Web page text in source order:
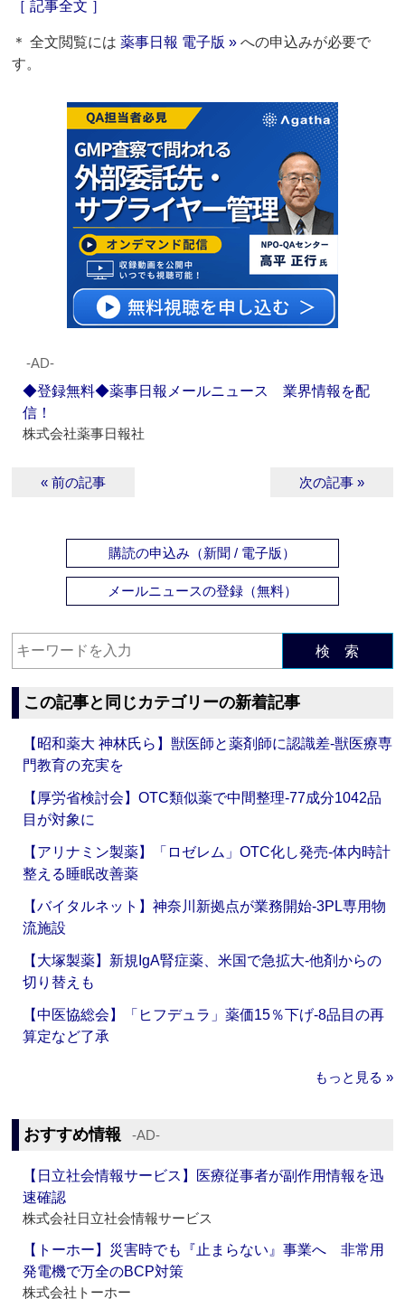
［ 記事全文 ］
＊ 全文閲覧には薬事日報 電子版 » への申込みが必要で
す。
‐AD‐
◆登録無料◆薬事日報メールニュース 業界情報を配
信！
株式会社薬事日報社
« 前の記事 次の記事 »
購読の申込み（新聞 / 電子版）
メールニュースの登録（無料）
検 索
この記事と同じカテゴリーの新着記事
【昭和薬大 神林氏ら】獣医師と薬剤師に認識差‐獣医療専
門教育の充実を
【厚労省検討会】OTC類似薬で中間整理‐77成分1042品
目が対象に
【アリナミン製薬】「ロゼレム」OTC化し発売‐体内時計
整える睡眠改善薬
【バイタルネット】神奈川新拠点が業務開始‐3PL専用物
流施設
【大塚製薬】新規IgA腎症薬、米国で急拡大‐他剤からの
切り替えも
【中医協総会】「ヒフデュラ」薬価15％下げ‐8品目の再
算定など了承
もっと見る »
おすすめ情報 ‐AD‐
【日立社会情報サービス】医療従事者が副作用情報を迅
速確認
株式会社日立社会情報サービス
【トーホー】災害時でも『止まらない』事業へ 非常用
発電機で万全のBCP対策
株式会社トーホー